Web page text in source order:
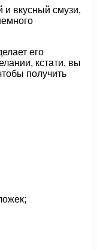
и вкусный смузи,
его
кстати, вы
получить